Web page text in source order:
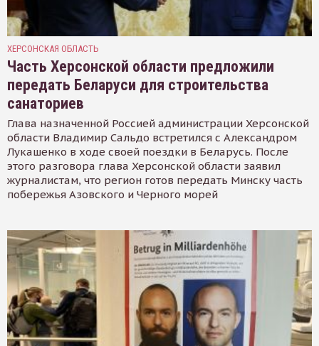
ХЕРСОНСКАЯ ОБЛАСТЬ
Часть Херсонской области предложили
передать Беларуси для строительства
санаториев
Глава назначенной Россией администрации Херсонской
области Владимир Сальдо встретился с Александром
Лукашенко в ходе своей поездки в Беларусь. После
этого разговора глава Херсонской области заявил
журналистам, что регион готов передать Минску часть
побережья Азовского и Черного морей